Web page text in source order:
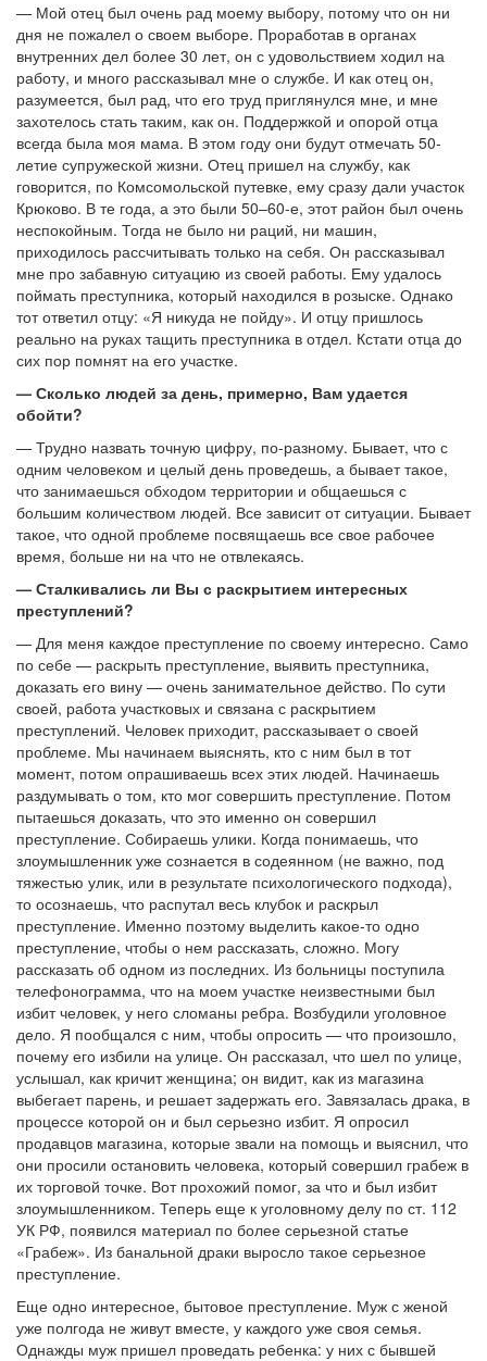
— Мой отец был очень рад моему выбору, потому что он ни
дня не пожалел о своем выборе. Проработав в органах
внутренних дел более 30 лет, он с удовольствием ходил на
работу, и много рассказывал мне о службе. И как отец он,
разумеется, был рад, что его труд приглянулся мне, и мне
захотелось стать таким, как он. Поддержкой и опорой отца
всегда была моя мама. В этом году они будут отмечать 50-
летие супружеской жизни. Отец пришел на службу, как
говорится, по Комсомольской путевке, ему сразу дали участок
Крюково. В те года, а это были 50–60-е, этот район был очень
неспокойным. Тогда не было ни раций, ни машин,
приходилось рассчитывать только на себя. Он рассказывал
мне про забавную ситуацию из своей работы. Ему удалось
поймать преступника, который находился в розыске. Однако
тот ответил отцу: «Я никуда не пойду». И отцу пришлось
реально на руках тащить преступника в отдел. Кстати отца до
сих пор помнят на его участке.
— Сколько людей за день, примерно, Вам удается
обойти?
— Трудно назвать точную цифру, по-разному. Бывает, что с
одним человеком и целый день проведешь, а бывает такое,
что занимаешься обходом территории и общаешься с
большим количеством людей. Все зависит от ситуации. Бывает
такое, что одной проблеме посвящаешь все свое рабочее
время, больше ни на что не отвлекаясь.
— Сталкивались ли Вы с раскрытием интересных
преступлений?
— Для меня каждое преступление по своему интересно. Само
по себе — ​раскрыть преступление, выявить преступника,
доказать его вину — ​очень занимательное действо. По сути
своей, работа участковых и связана с раскрытием
преступлений. Человек приходит, рассказывает о своей
проблеме. Мы начинаем выяснять, кто с ним был в тот
момент, потом опрашиваешь всех этих людей. Начинаешь
раздумывать о том, кто мог совершить преступление. Потом
пытаешься доказать, что это именно он совершил
преступление. Собираешь улики. Когда понимаешь, что
злоумышленник уже сознается в содеянном (не важно, под
тяжестью улик, или в результате психологического подхода),
то осознаешь, что распутал весь клубок и раскрыл
преступление. Именно поэтому выделить какое-то одно
преступление, чтобы о нем рассказать, сложно. Могу
рассказать об одном из последних. Из больницы поступила
телефонограмма, что на моем участке неизвестными был
избит человек, у него сломаны ребра. Возбудили уголовное
дело. Я пообщался с ним, чтобы опросить — ​что произошло,
почему его избили на улице. Он рассказал, что шел по улице,
услышал, как кричит женщина; он видит, как из магазина
выбегает парень, и решает задержать его. Завязалась драка, в
процессе которой он и был серьезно избит. Я опросил
продавцов магазина, которые звали на помощь и выяснил, что
они просили остановить человека, который совершил грабеж в
их торговой точке. Вот прохожий помог, за что и был избит
злоумышленником. Теперь еще к уголовному делу по ст. 112
УК РФ, появился материал по более серьезной статье
«Грабеж». Из банальной драки выросло такое серьезное
преступление.
Еще одно интересное, бытовое преступление. Муж с женой
уже полгода не живут вместе, у каждого уже своя семья.
Однажды муж пришел проведать ребенка: у них с бывшей